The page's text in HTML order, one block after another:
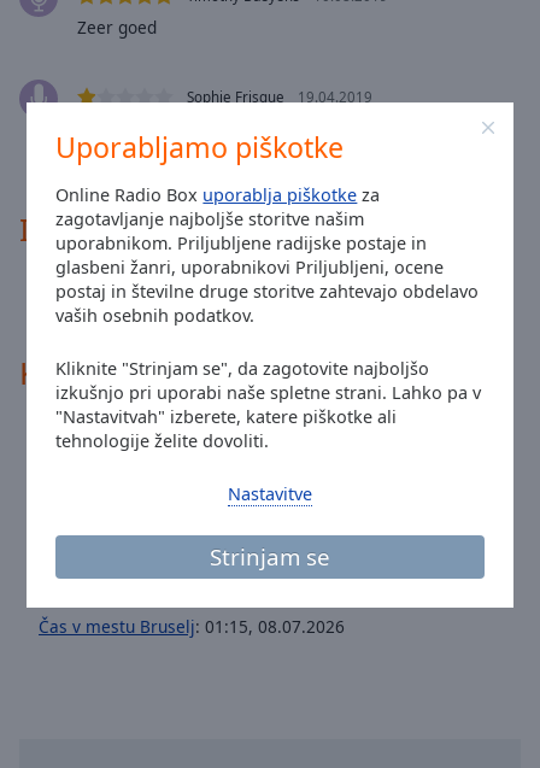
Uporabljamo piškotke
Online Radio Box uporablja piškotke za
zagotavljanje najboljše storitve našim
uporabnikom. Priljubljene radijske postaje in
glasbeni žanri, uporabnikovi Priljubljeni, ocene
postaj in številne druge storitve zahtevajo obdelavo
vaših osebnih podatkov.
Kliknite "Strinjam se", da zagotovite najboljšo
izkušnjo pri uporabi naše spletne strani. Lahko pa v
"Nastavitvah" izberete, katere piškotke ali
tehnologije želite dovoliti.
Strinjam se
Nastavitve
Done
End
Zeer goed
Sophie Frisque 19.04.2019
parle pas de lui,,, triste
Informacije o radiu
Vibration is an on air radio dedicated to underground
electronic music. Available online 24/24, at Brussels on
107.2 FM and at Mons on 91.0 FM
Kontakti radia
Naslov:
Avenue Van Volxem, 364 1190 Brussels,
vibration.fm
@radiovibration
Čas v mestu Bruselj: 01:15, 08.07.2026